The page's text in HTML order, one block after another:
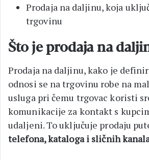
Prodaja na daljinu, koja
trgovinu
Što je prodaja na
Prodaja na daljinu, kako je
odnosi se na trgovinu robe na
usluga pri čemu trgovac koristi
komunikacije za kontakt s
udaljeni. To uključuje prodaju
telefona, kataloga i sličnih